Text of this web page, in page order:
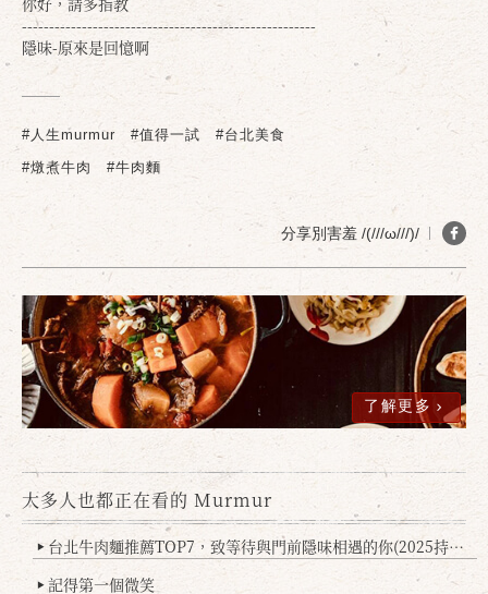
------------------------------------------------------
隱味-原來是回憶啊
#人生murmur #值得一試
#台北美食
#燉煮牛肉
#牛肉麵
分享別害羞 /(///ω///)/
了解更多
大多人也都正在看的 Murmur
▶ 台北牛肉麵推薦TOP7，致等待與門前隱味相遇的你(2025持續更新
▶ 記得第一個微笑
確定 取消